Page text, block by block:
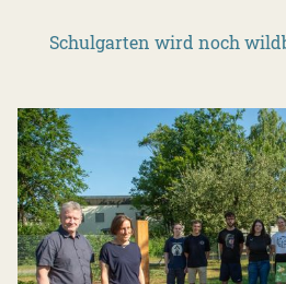
Schulgarten wird noch